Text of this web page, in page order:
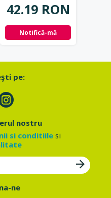
42.19 RON
Notifică-mă
pe:
nostru
si conditiilesi
ne